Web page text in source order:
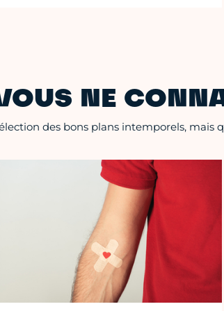
NE
des bons plans intemporels, mais